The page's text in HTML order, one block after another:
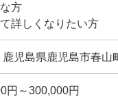
備の技術を磨いてい
を活かして活躍して
方
詳しくなりたい方
児島県鹿児島市春山
円～300,000円